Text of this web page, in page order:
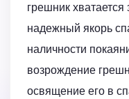
грешник хватается
надежный якорь
наличности
возрождение
освящение его в